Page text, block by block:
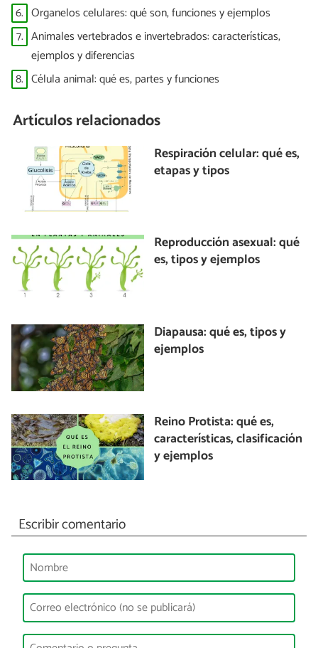
6. Organelos celulares: qué son, funciones y ejemplos
7. Animales vertebrados e invertebrados: características,
ejemplos y diferencias
8. Célula animal: qué es, partes y funciones
Artículos relacionados
Respiración celular: qué es,
etapas y tipos
Reproducción asexual: qué
es, tipos y ejemplos
Diapausa: qué es, tipos y
ejemplos
Reino Protista: qué es,
características, clasificación
y ejemplos
Escribir comentario